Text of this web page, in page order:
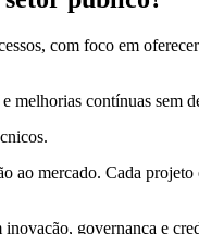
com foco em
contínuas sem
ao mercado. Cada
governança e